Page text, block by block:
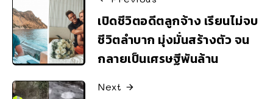
เปิดชีวิตอดีตลูกจ้าง เรียนไม่จบ
ชีวิตลำบาก มุ่งมั่นสร้างตัว จน
กลายเป็นเศรษฐีพันล้าน
Next